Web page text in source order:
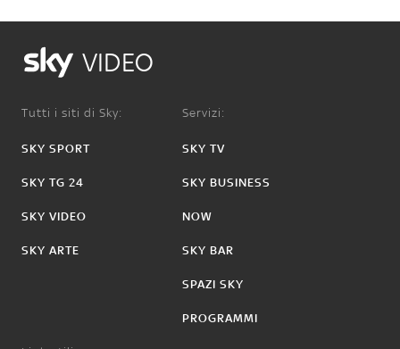
VIDEO
Tutti i siti di Sky:
SKY SPORT
SKY TG 24
SKY VIDEO
SKY ARTE
Servizi:
SKY TV
SKY BUSINESS
NOW
SKY BAR
SPAZI SKY
PROGRAMMI